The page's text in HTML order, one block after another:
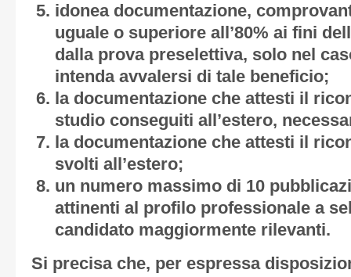
idonea documentazione,
uguale o superiore all’80% ai fini
dalla prova preselettiva, solo nel
intenda avvalersi di tale beneficio;
la documentazione che attesti il
studio conseguiti all’estero,
la documentazione che attesti il
svolti all’estero;
un numero massimo di 10
attinenti al profilo professionale a
candidato maggiormente rilevanti.
Si precisa che, per espressa